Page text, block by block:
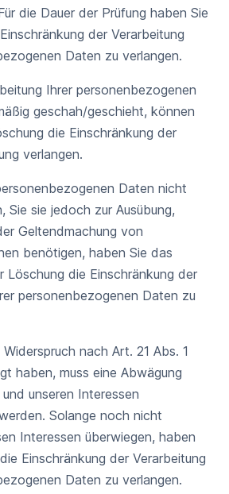
die Dauer der Prüfung haben Sie
der Verarbeitung
Daten zu verlangen.
Ihrer personenbezogenen
geschah/geschieht, können
die Einschränkung der
verlangen.
Daten nicht
Sie sie jedoch zur Ausübung,
Geltendmachung von
benötigen, haben Sie das
Löschung die Einschränkung der
personenbezogenen Daten zu
nach Art. 21 Abs. 1
haben, muss eine Abwägung
unseren Interessen
Solange noch nicht
Interessen überwiegen, haben
Einschränkung der Verarbeitung
Daten zu verlangen.